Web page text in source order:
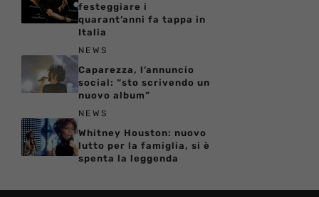
festeggiare i
quarant’anni fa tappa in
Italia
NEWS
Caparezza, l’annuncio
social: “sto scrivendo un
nuovo album”
NEWS
Whitney Houston: nuovo
lutto per la famiglia, si è
spenta la leggenda